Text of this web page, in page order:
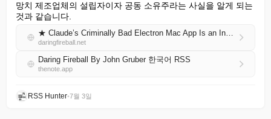
망치 제조업체의 설립자이자 공동 소유주라는 사실을 알게 되는
것과 같습니다.
★ Claude’s Criminally Bad Electron Mac App Is an Inside Job
daringfireball.net
Daring Fireball By John Gruber 한국어 RSS
thenote.app
RSS Hunter•7월 3일